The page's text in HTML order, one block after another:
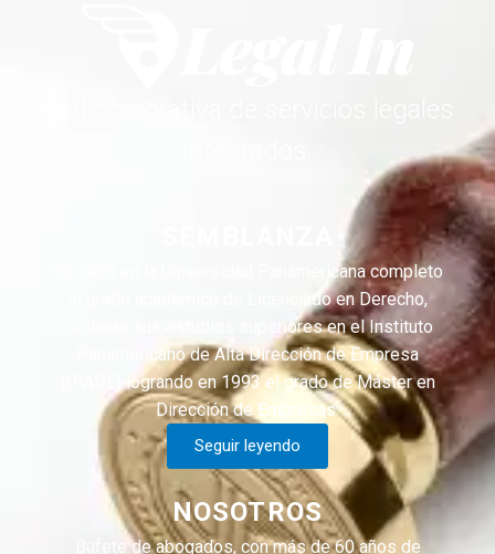
En 1985 en la Universidad Panamericana completo
el grado académico de Licenciado en Derecho,
continuo sus estudios superiores en el Instituto
Panamericano de Alta Dirección de Empresa
(IPADE) logrando en 1993 el grado de Máster en
Dirección de Empresas.
Seguir leyendo
NOSOTROS
Bufete de abogados, con más de 60 años de